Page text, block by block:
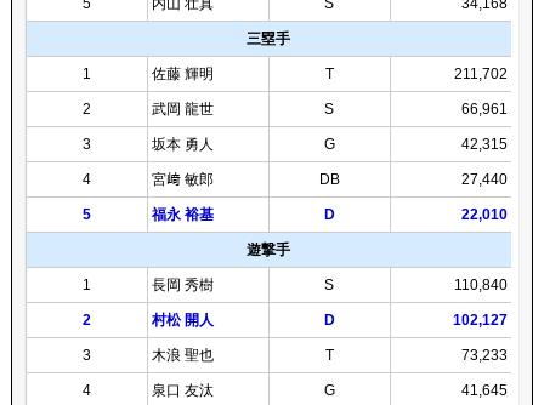
5 内山 壮真 S 34,168
三塁手
1 佐藤 輝明 T 211,702
2 武岡 龍世 S 66,961
3 坂本 勇人 G 42,315
4 宮﨑 敏郎 DB 27,440
5 福永 裕基 D 22,010
遊撃手
1 長岡 秀樹 S 110,840
2 村松 開人 D 102,127
3 木浪 聖也 T 73,233
4 泉口 友汰 G 41,645